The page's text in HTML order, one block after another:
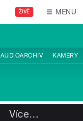
ŽIVĚ MENU
AUDIOARCHIV KAMERY
Více…